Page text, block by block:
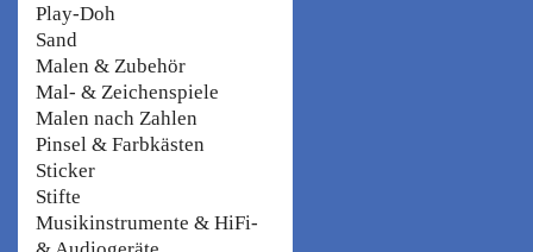
Play-Doh
Sand
Malen & Zubehör
Mal- & Zeichenspiele
Malen nach Zahlen
Pinsel & Farbkästen
Sticker
Stifte
Musikinstrumente & HiFi-